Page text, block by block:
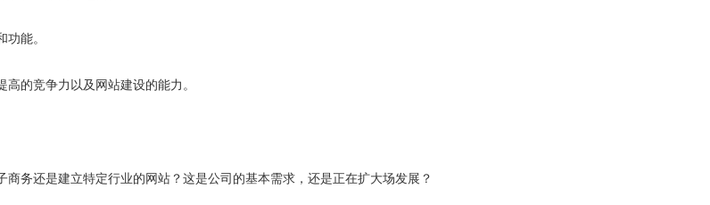
能。
的竞争力以及网站建设的能力。
务还是建立特定行业的网站？这是公司的基本需求，还是正在扩大场发展？